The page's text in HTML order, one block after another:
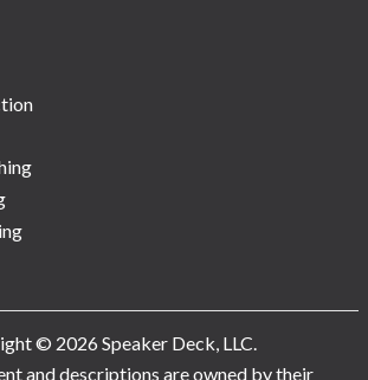
© 2026 Speaker Deck, LLC.
and descriptions are owned by their